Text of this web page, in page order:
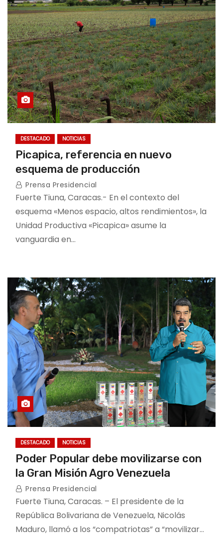
DESTACADO NOTICIAS
Picapica, referencia en nuevo
esquema de producción
Prensa Presidencial
Fuerte Tiuna, Caracas.- En el contexto del
esquema «Menos espacio, altos rendimientos», la
Unidad Productiva «Picapica» asume la
vanguardia en…
DESTACADO NOTICIAS
Poder Popular debe movilizarse con
la Gran Misión Agro Venezuela
Prensa Presidencial
Fuerte Tiuna, Caracas. – El presidente de la
República Bolivariana de Venezuela, Nicolás
Maduro, llamó a los “compatriotas” a “movilizar…